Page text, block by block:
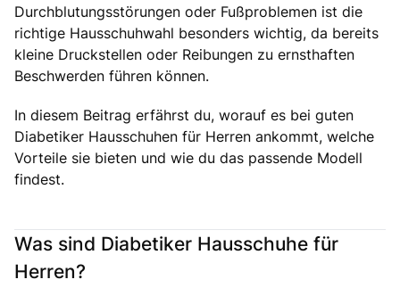
Durchblutungsstörungen oder Fußproblemen ist die
richtige Hausschuhwahl besonders wichtig, da bereits
kleine Druckstellen oder Reibungen zu ernsthaften
Beschwerden führen können.
In diesem Beitrag erfährst du, worauf es bei guten
Diabetiker Hausschuhen für Herren ankommt, welche
Vorteile sie bieten und wie du das passende Modell
findest.
Was sind Diabetiker Hausschuhe für
Herren?